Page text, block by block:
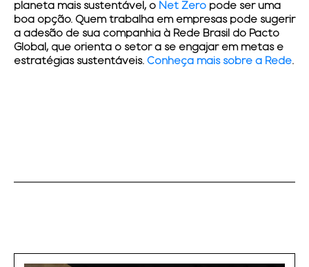
planeta mais sustentável, o Net Zero pode ser uma
boa opção. Quem trabalha em empresas pode sugerir
a adesão de sua companhia à Rede Brasil do Pacto
Global, que orienta o setor a se engajar em metas e
estratégias sustentáveis. Conheça mais sobre a Rede.